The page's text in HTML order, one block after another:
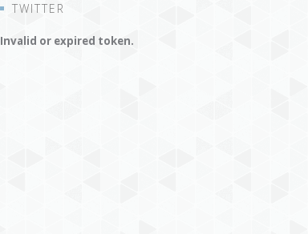
TWITTER
Invalid or expired token.